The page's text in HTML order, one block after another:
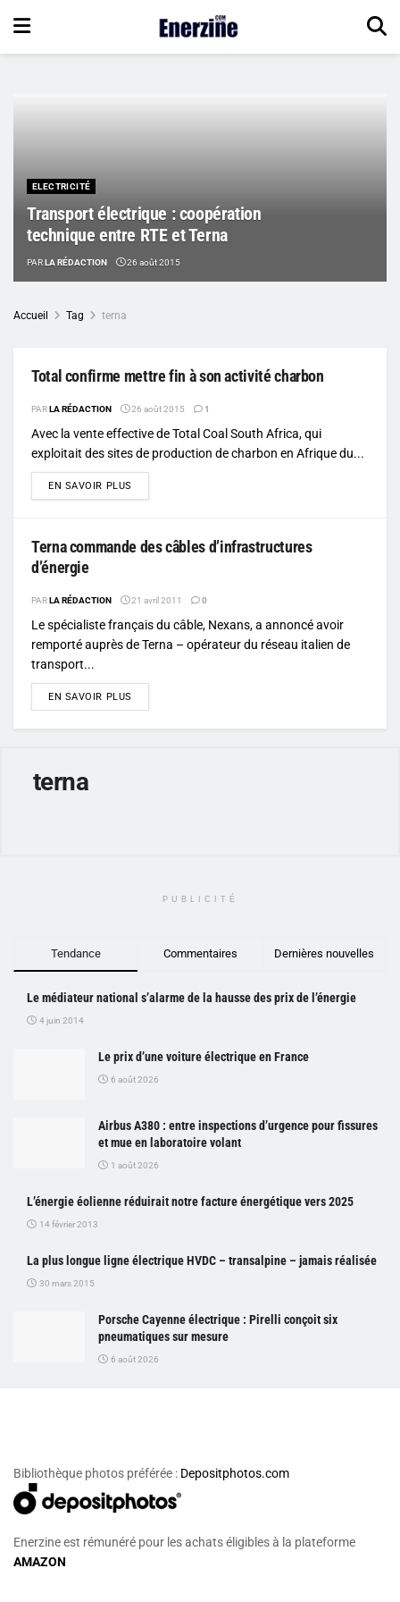
ELECTRICITÉ
Transport électrique : coopération
technique entre RTE et Terna
PARLA RÉDACTION 26 août 2015
Accueil Tag terna
Total confirme mettre fin à son activité charbon
PARLA RÉDACTION 26 août 2015 1
Avec la vente effective de Total Coal South Africa, qui
exploitait des sites de production de charbon en Afrique du...
EN SAVOIR PLUS
Terna commande des câbles d’infrastructures
d’énergie
PARLA RÉDACTION 21 avril 2011 0
Le spécialiste français du câble, Nexans, a annoncé avoir
remporté auprès de Terna – opérateur du réseau italien de
transport...
EN SAVOIR PLUS
terna
PUBLICITÉ
Tendance Commentaires Dernières nouvelles
Le médiateur national s’alarme de la hausse des prix de l’énergie
4 juin 2014
Le prix d’une voiture électrique en France
6 août 2026
Airbus A380 : entre inspections d’urgence pour fissures
et mue en laboratoire volant
1 août 2026
L’énergie éolienne réduirait notre facture énergétique vers 2025
14 février 2013
La plus longue ligne électrique HVDC – transalpine – jamais réalisée
30 mars 2015
Porsche Cayenne électrique : Pirelli conçoit six
pneumatiques sur mesure
6 août 2026
Bibliothèque photos préférée : Depositphotos.com
Enerzine est rémunéré pour les achats éligibles à la plateforme
AMAZON